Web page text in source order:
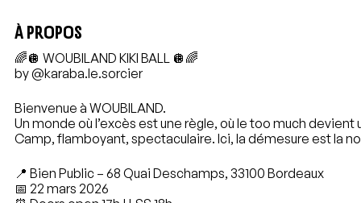
À PROPOS
🌈🪩 WOUBILAND KIKI BALL 🪩🌈
by@karaba.le.sorcier
Bienvenue à WOUBILAND.
Un monde où l’excès est une règle, où le too much devient
Camp, flamboyant, spectaculaire. Ici, la démesure est la
📍 Bien Public – 68 Quai Deschamps, 33100 Bordeaux
📅 22 mars 2026